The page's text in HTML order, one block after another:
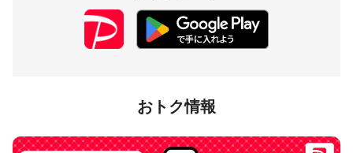
おトク情報